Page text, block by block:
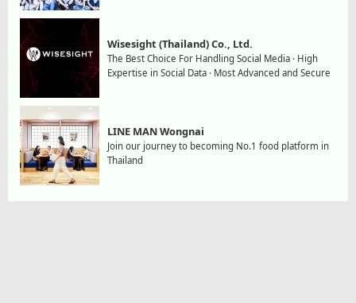
Wisesight (Thailand) Co., Ltd.
The Best Choice For Handling Social Media · High
Expertise in Social Data · Most Advanced and Secure
LINE MAN Wongnai
Join our journey to becoming No.1 food platform in
Thailand